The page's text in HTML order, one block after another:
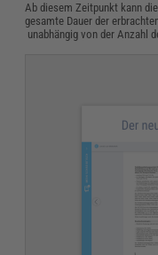
Ab diesem Zeitpunkt kann
gesamte Dauer der
unabhängig von der Anzahl